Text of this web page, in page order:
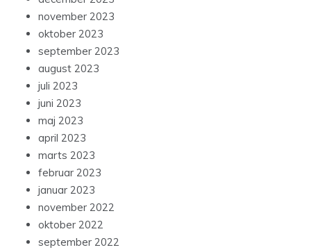
november 2023
oktober 2023
september 2023
august 2023
juli 2023
juni 2023
maj 2023
april 2023
marts 2023
februar 2023
januar 2023
november 2022
oktober 2022
september 2022